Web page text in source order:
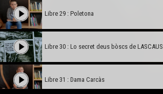
Libre 29 : Poletona
Libre 30 : Lo secret deus bòscs de LASCAUS
Libre 31 : Dama Carcàs